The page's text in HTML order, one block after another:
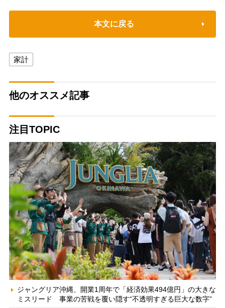
本文に戻る
家計
他のオススメ記事
注目TOPIC
ジャングリア沖縄、開業1周年で「経済効果494億円」の大きな
ミスリード 事業の苦戦を覆い隠す“不透明すぎる巨大な数字”